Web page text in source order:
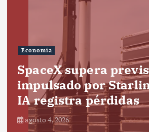
Economía
SpaceX supera
impulsado por
IA registra pérdidas
agosto 4, 2026